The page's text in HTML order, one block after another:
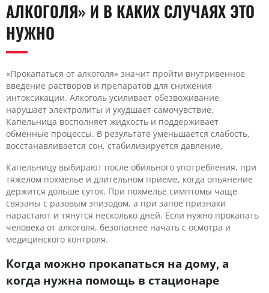
АЛКОГОЛЯ» И В КАКИХ СЛУЧАЯХ ЭТО
НУЖНО
«Прокапаться от алкоголя» значит пройти внутривенное
введение растворов и препаратов для снижения
интоксикации. Алкоголь усиливает обезвоживание,
нарушает электролиты и ухудшает самочувствие.
Капельница восполняет жидкость и поддерживает
обменные процессы. В результате уменьшается слабость,
восстанавливается сон, стабилизируется давление.
Капельницу выбирают после обильного употребления, при
тяжелом похмелье и длительном приеме, когда опьянение
держится дольше суток. При похмелье симптомы чаще
связаны с разовым эпизодом, а при запое признаки
нарастают и тянутся несколько дней. Если нужно прокапать
человека от алкоголя, безопаснее начать с осмотра и
медицинского контроля.
Когда можно прокапаться на дому, а
когда нужна помощь в стационаре